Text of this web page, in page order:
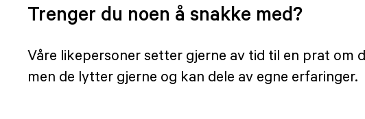
Trenger du noen å snakke med?
Våre likepersoner setter gjerne av tid til en prat om
men de lytter gjerne og kan dele av egne erfaringer.